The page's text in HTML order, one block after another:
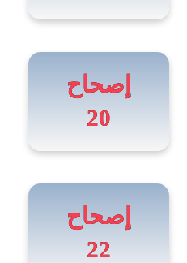
إصحاح
20
إصحاح
22